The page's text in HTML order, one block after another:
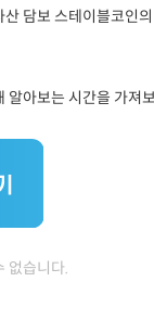
담보 스테이블코인
알아보는 시간을 가져
없습니다.